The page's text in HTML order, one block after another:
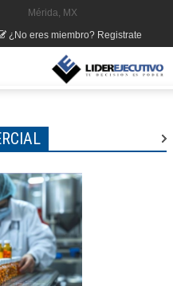
Mérida, MX
¿No eres miembro? Registrate